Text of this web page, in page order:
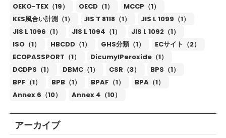
OEKO-TEX（19）
OECD（1）
MCCP（1）
KES風合い計測（1）
JIS T 8118（1）
JIS L 1099（1）
JIS L 1096（1）
JIS L 1094（1）
JIS L 1092（1）
ISO（1）
HBCDD（1） GHS分類（1）
ECサイト（2）
ECOPASSPORT（1）
DicumylPeroxide（1）
DCDPS（1）
DBMC（1） CSR（3）
BPS（1）
BPF（1）
BPB（1） BPAF（1）
BPA（1）
Annex 6（10）
Annex 4（10）
アーカイブ